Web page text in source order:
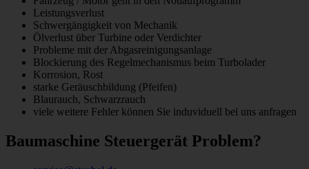
Leistungsverlust
Schwergängigkeit von Mechanik
Ölverlust über Turbine oder Verdichter
Probleme mit der Abgasreinigungsanlage
Blockierung des Regelmechanismus beim Turbolader
Korrosion, Rost
starke Geräuschbildung (Pfeifen)
Blaurauch, Schwarzrauch
viele weitere Fehler können Sie induviduell bei uns anfragen
Baumaschine Steuergerät Problem?